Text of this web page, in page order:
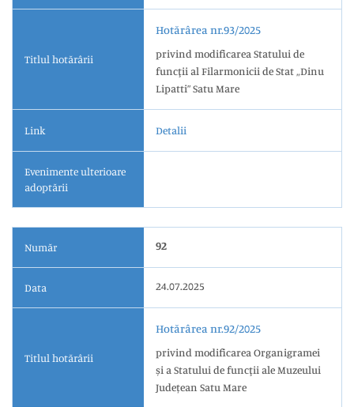
Titlul hotărârii
Hotărârea nr.93/2025
privind modificarea Statului de
funcţii al Filarmonicii de Stat „Dinu
Lipatti” Satu Mare
Link Detalii
Evenimente ulterioare
adoptării
Număr 92
Data 24.07.2025
Titlul hotărârii
Hotărârea nr.92/2025
privind modificarea Organigramei
și a Statului de funcţii ale Muzeului
Județean Satu Mare